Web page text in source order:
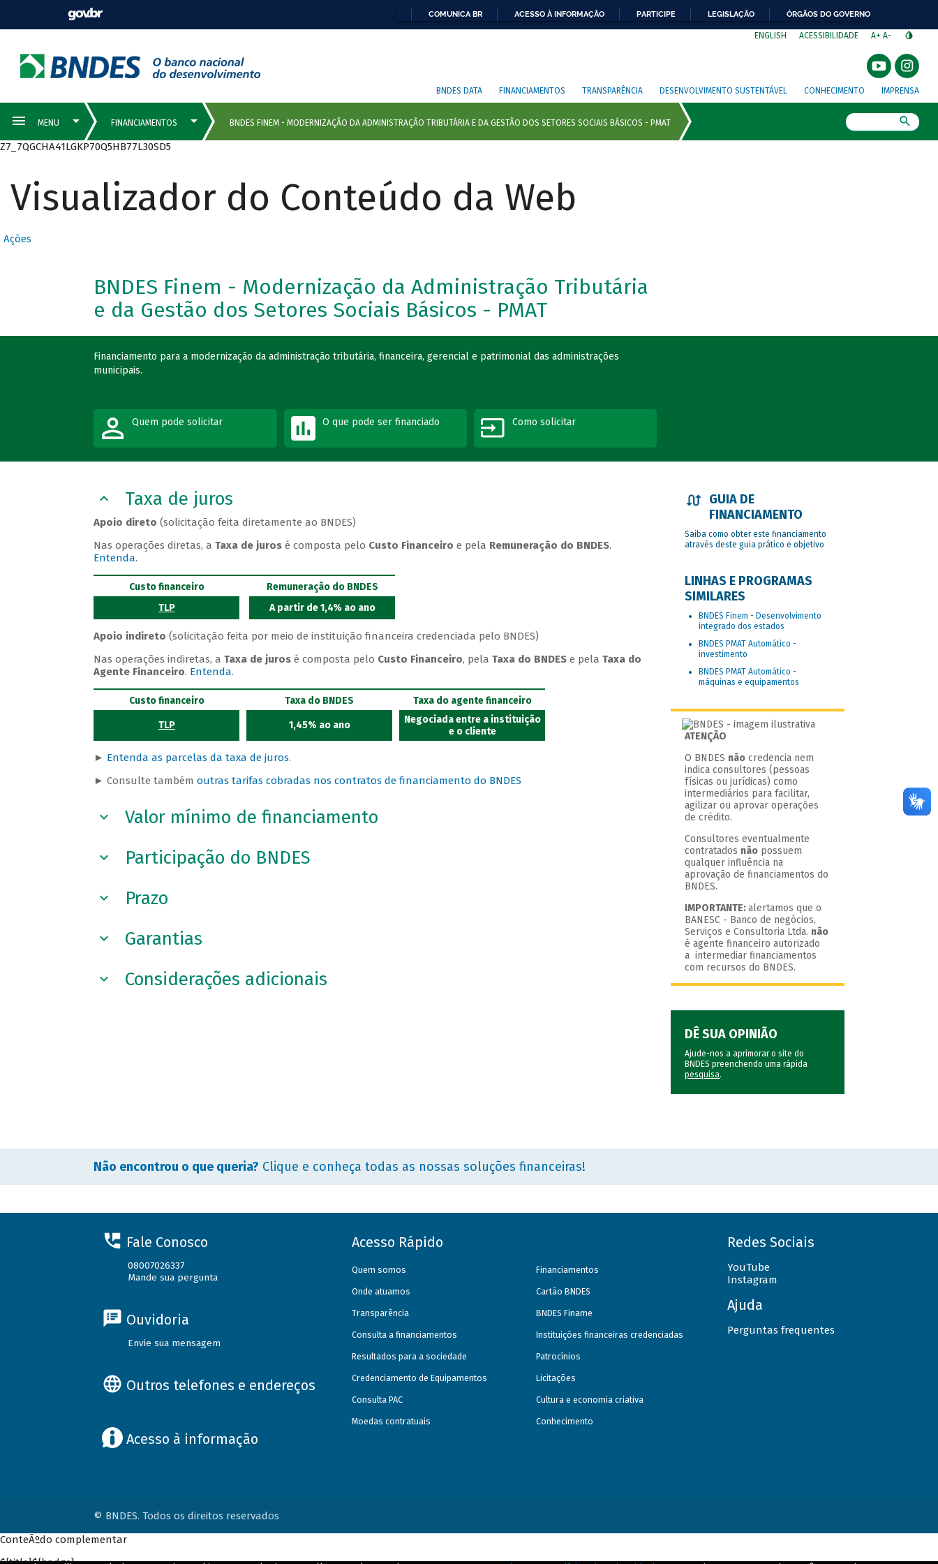
COMUNICA BR ACESSO À INFORMAÇÃO PARTICIPE LEGISLAÇÃO ÓRGÃOS DO GOVERNO
ENGLISH ACESSIBILIDADE A+ A-
BNDES DATA FINANCIAMENTOS TRANSPARÊNCIA DESENVOLVIMENTO SUSTENTÁVEL CONHECIMENTO IMPRENSA
Z7_7QGCHA41LGKP70Q5HB77L30SD5
Visualizador do Conteúdo da Web
Ações
BNDES Finem - Modernização da Administração Tributária
e da Gestão dos Setores Sociais Básicos - PMAT
Financiamento para a modernização da administração tributária, financeira, gerencial e patrimonial das administrações
municipais.
Quem pode solicitar O que pode ser financiado Como solicitar
Taxa de juros
Apoio direto(solicitação feita diretamente ao BNDES)
Nas operações diretas, aTaxa de juros é composta pelo Custo Financeiro e pela Remuneração do BNDES.
Entenda.
Custo financeiro
TLP
Remuneração do BNDES
A partir de 1,4% ao ano
Apoio indireto(solicitação feita por meio de instituição financeira credenciada pelo BNDES)
Nas operações indiretas, aTaxa de juros é composta pelo Custo Financeiro, pelaTaxa do BNDES e pelaTaxa do
Agente Financeiro. Entenda.
Custo financeiro
TLP
Taxa do BNDES
1,45% ao ano
Taxa do agente financeiro
Negociada entre a instituição
e o cliente
► Entenda as parcelas da taxa de juros.
► Consulte tambémoutras tarifas cobradas nos contratos de financiamento do BNDES
Valor mínimo de financiamento
Participação do BNDES
Prazo
Garantias
Considerações adicionais
GUIA DE
FINANCIAMENTO
Saiba como obter este financiamento
através deste guia prático e objetivo
LINHAS E PROGRAMAS
SIMILARES
BNDES Finem - Desenvolvimento
integrado dos estados
BNDES PMAT Automático -
investimento
BNDES PMAT Automático -
máquinas e equipamentos
ATENÇÃO
O BNDES não credencia nem
indica consultores (pessoas
físicas ou jurídicas) como
intermediários para facilitar,
agilizar ou aprovar operações
de crédito.
Consultores eventualmente
contratados não possuem
qualquer influência na
aprovação de financiamentos do
BNDES.
IMPORTANTE:alertamos que o
BANESC - Banco de negócios,
Serviços e Consultoria Ltda. não
é agente financeiro autorizado
a intermediar financiamentos
com recursos do BNDES.
DÊ SUA OPINIÃO
Ajude-nos a aprimorar o site do
BNDES preenchendo uma rápida
pesquisa.
Não encontrou o que queria? Clique e conheça todas as nossas soluções financeiras!
Fale Conosco
08007026337
Mande sua pergunta
Ouvidoria
Envie sua mensagem
Outros telefones e endereços
Acesso à informação
Acesso Rápido
Quem somos
Onde atuamos
Transparência
Consulta a financiamentos
Resultados para a sociedade
Credenciamento de Equipamentos
Consulta PAC
Moedas contratuais
Financiamentos
Cartão BNDES
BNDES Finame
Instituições financeiras credenciadas
Patrocínios
Licitações
Cultura e economia criativa
Conhecimento
Redes Sociais
YouTube
Instagram
Ajuda
Perguntas frequentes
© BNDES. Todos os direitos reservados
ConteÃºdo complementar